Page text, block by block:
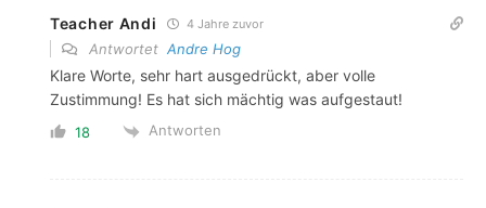
Teacher Andi 4 Jahre zuvor
Antwortet Andre Hog
Klare Worte, sehr hart ausgedrückt, aber volle
Zustimmung! Es hat sich mächtig was aufgestaut!
18 Antworten